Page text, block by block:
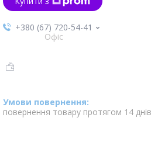
+380 (67) 720-54-41
Офіс
повернення товару протягом 14 днів